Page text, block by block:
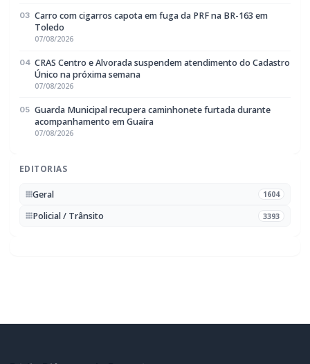
Único na próxima semana
07/08/2026
acompanhamento em Guaíra
07/08/2026
EDITORIAS
Geral